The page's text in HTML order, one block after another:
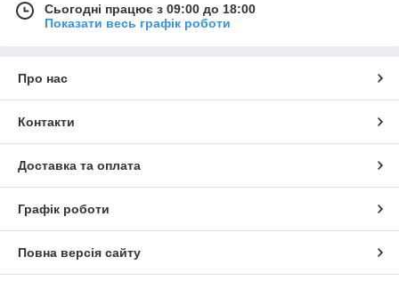
Сьогодні працює з 09:00 до 18:00
Показати весь графік роботи
Про нас
Контакти
Доставка та оплата
Графік роботи
Повна версія сайту